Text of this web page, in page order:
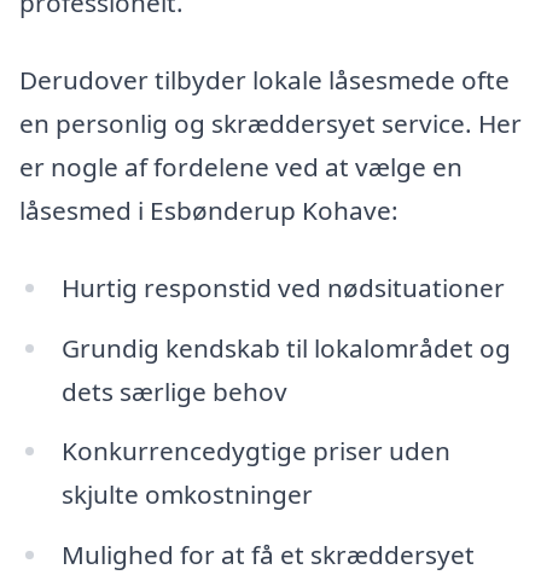
Derudover tilbyder lokale låsesmede ofte
en personlig og skræddersyet service. Her
er nogle af fordelene ved at vælge en
låsesmed i Esbønderup Kohave:
Hurtig responstid ved nødsituationer
Grundig kendskab til lokalområdet og
dets særlige behov
Konkurrencedygtige priser uden
skjulte omkostninger
Mulighed for at få et skræddersyet